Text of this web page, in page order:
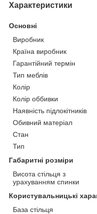
Характеристики
Основні
Виробник
Країна виробник
Гарантійний термін
Тип меблів
Колір
Колір оббивки
Наявність підлокітників
Обивний матеріал
Стан
Тип
Габаритні розміри
Висота стільця з
урахуванням спинки
Користувальницькі
База стільця